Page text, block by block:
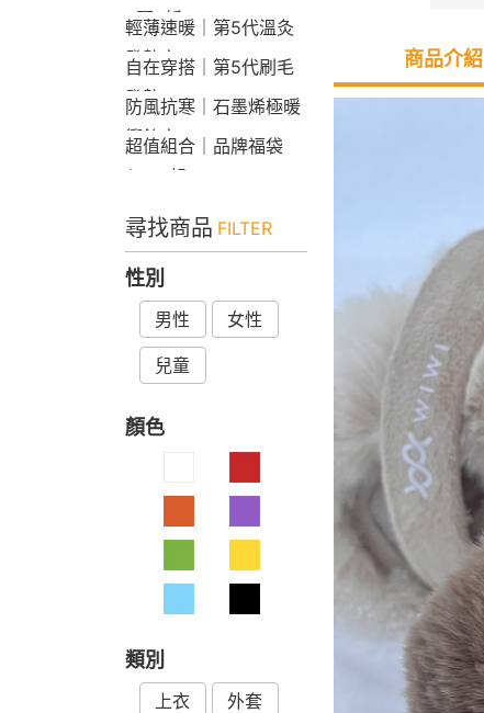
2顆9折
輕薄速暖｜第5代溫灸
發熱衣
自在穿搭｜第5代刷毛
發熱Bra T
防風抗寒｜石墨烯極暖
衝鋒衣
超值組合｜品牌福袋
$599起
尋找商品 FILTER
性別
男性 女性
兒童
顏色
類別
上衣 外套
商品介紹